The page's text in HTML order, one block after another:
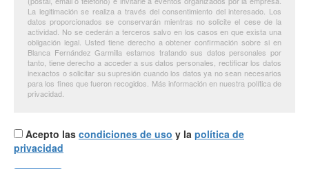
La legitimación se realiza a través del consentimiento del interesado. Los
datos proporcionados se conservarán mientras no solicite el cese de la
actividad. No se cederán a terceros salvo en los casos en que exista una
obligación legal. Usted tiene derecho a obtener confirmación sobre si en
Blanca Fernández Garmilla estamos tratando sus datos personales por
tanto, tiene derecho a acceder a sus datos personales, rectificar los datos
inexactos o solicitar su supresión cuando los datos ya no sean necesarios
para los fines que fueron recogidos. Más información en nuestra política de
privacidad.
Acepto las condiciones de uso y la política de
privacidad